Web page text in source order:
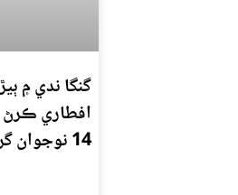
گنگا ندي ۾
افطاري ڪرڻ
14 نوجوان گرفتار